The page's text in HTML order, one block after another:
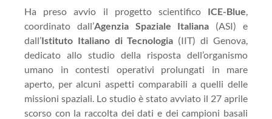
Ha preso avvio il progetto scientifico ICE-Blue,
coordinato dall’Agenzia Spaziale Italiana (ASI) e
dall’Istituto Italiano di Tecnologia (IIT) di Genova,
dedicato allo studio della risposta dell’organismo
umano in contesti operativi prolungati in mare
aperto, per alcuni aspetti comparabili a quelli delle
missioni spaziali. Lo studio è stato avviato il 27 aprile
scorso con la raccolta dei dati e dei campioni basali